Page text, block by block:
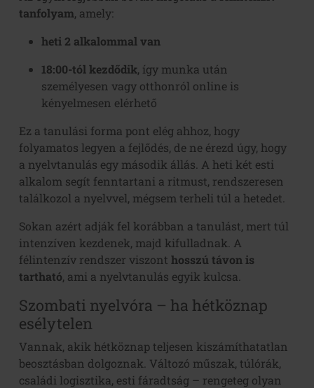
tanfolyam, amely:
heti 2 alkalommal van
18:00-tól kezdődik, így munka után
személyesen vagy otthonról online is
kényelmesen elérhető
Ez a tanulási forma pont elég ahhoz, hogy
folyamatos legyen a fejlődés, de ne érezd úgy, hogy
a nyelvtanulás egy második állás. A heti két esti
alkalom segít fenntartani a ritmust, rendszeresen
találkozol a nyelvvel, mégsem terheli túl a hetedet.
Sokan azért adják fel korábban a tanulást, mert túl
intenzíven kezdenek, majd kifulladnak. A
félintenzív rendszer viszont hosszú távon is
tartható, ami a nyelvtanulás egyik kulcsa.
Szombati nyelvóra – ha hétköznap
esélytelen
Vannak, akik hétköznap teljesen kiszámíthatatlan
beosztásban dolgoznak. Változó műszak, túlórák,
családi logisztika, esti fáradtság – rengeteg olyan